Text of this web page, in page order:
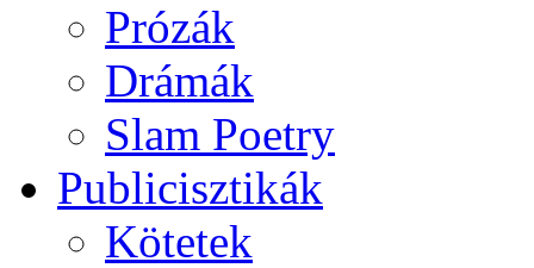
Prózák
Drámák
Slam Poetry
Publicisztikák
Kötetek